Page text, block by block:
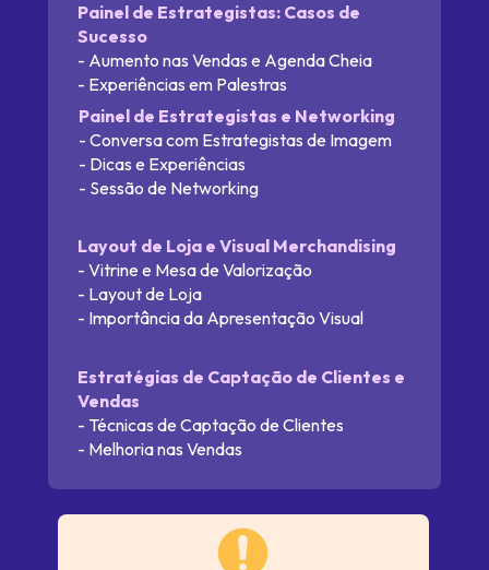
Painel de Estrategistas e Networking
- Conversa com Estrategistas de Imagem
- Dicas e Experiências
- Sessão de Networking
Estratégias de Captação de Clientes e
Vendas
- Técnicas de Captação de Clientes
- Melhoria nas Vendas
Painel de Estrategistas: Casos de
Sucesso
- Aumento nas Vendas e Agenda Cheia
- Experiências em Palestras
Layout de Loja e Visual Merchandising
- Vitrine e Mesa de Valorização
- Layout de Loja
- Importância da Apresentação Visual